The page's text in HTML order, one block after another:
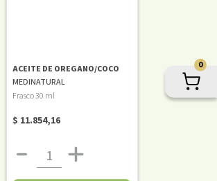
ACEITE DE OREGANO/COCO
MEDINATURAL
Frasco 30 ml
$ 11.854,16
0